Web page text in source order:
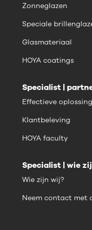
Zonneglazen
Speciale
Glasmateriaal
HOYA coatings
Specialist |
Effectieve
Klantbeleving
HOYA faculty
Specialist | wie
Wie zijn wij?
Neem contact met